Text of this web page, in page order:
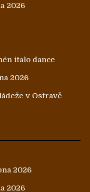
2026
italo dance
2026
v Ostravě
2026
2026